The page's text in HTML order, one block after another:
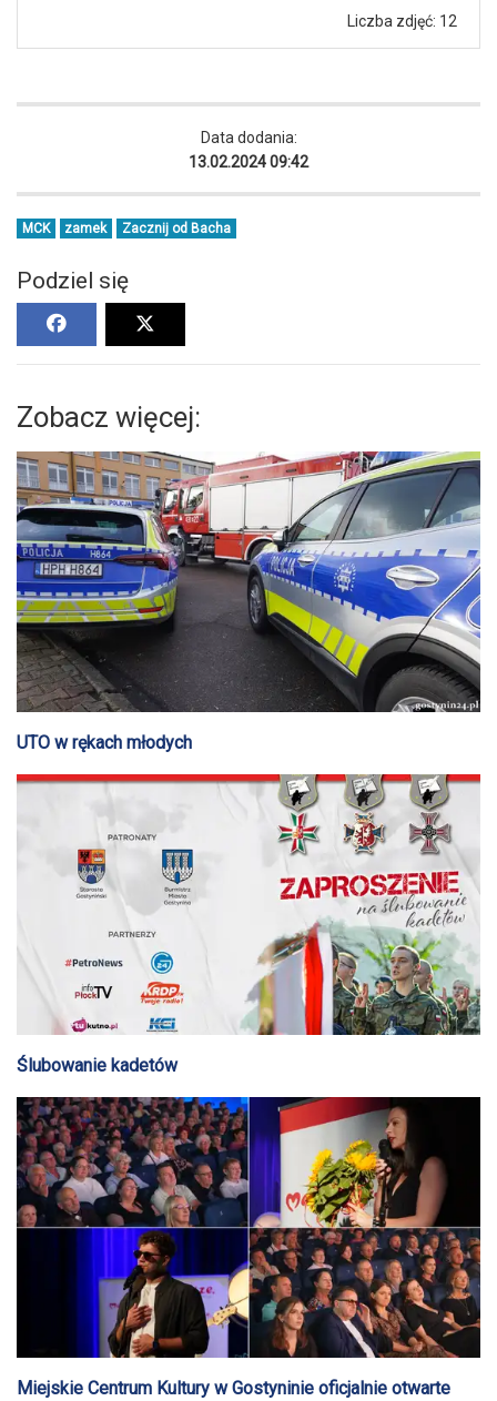
Liczba zdjęć: 12
Data dodania:
13.02.2024 09:42
MCK zamek Zacznij od Bacha
Podziel się
Zobacz więcej:
UTO w rękach młodych
Ślubowanie kadetów
Miejskie Centrum Kultury w Gostyninie oficjalnie otwarte